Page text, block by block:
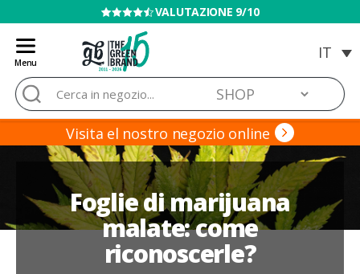
VENDITA VIETATA AI MINORI
Menu
Blog
de
Grow
Barato
Cerca:
Visita el nostro negozio online
Foglie di marijuana
malate: come
riconoscerle?